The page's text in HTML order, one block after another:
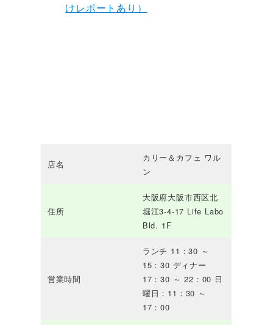
けレポートあり）
店名
カリー＆カフェ ワル
ン
住所
大阪府大阪市西区北
堀江3-4-17 Life Labo
Bld. 1F
営業時間
ランチ 11：30 ～
15：30 ディナー
17：30 ～ 22：00 日
曜日：11：30 ～
17：00